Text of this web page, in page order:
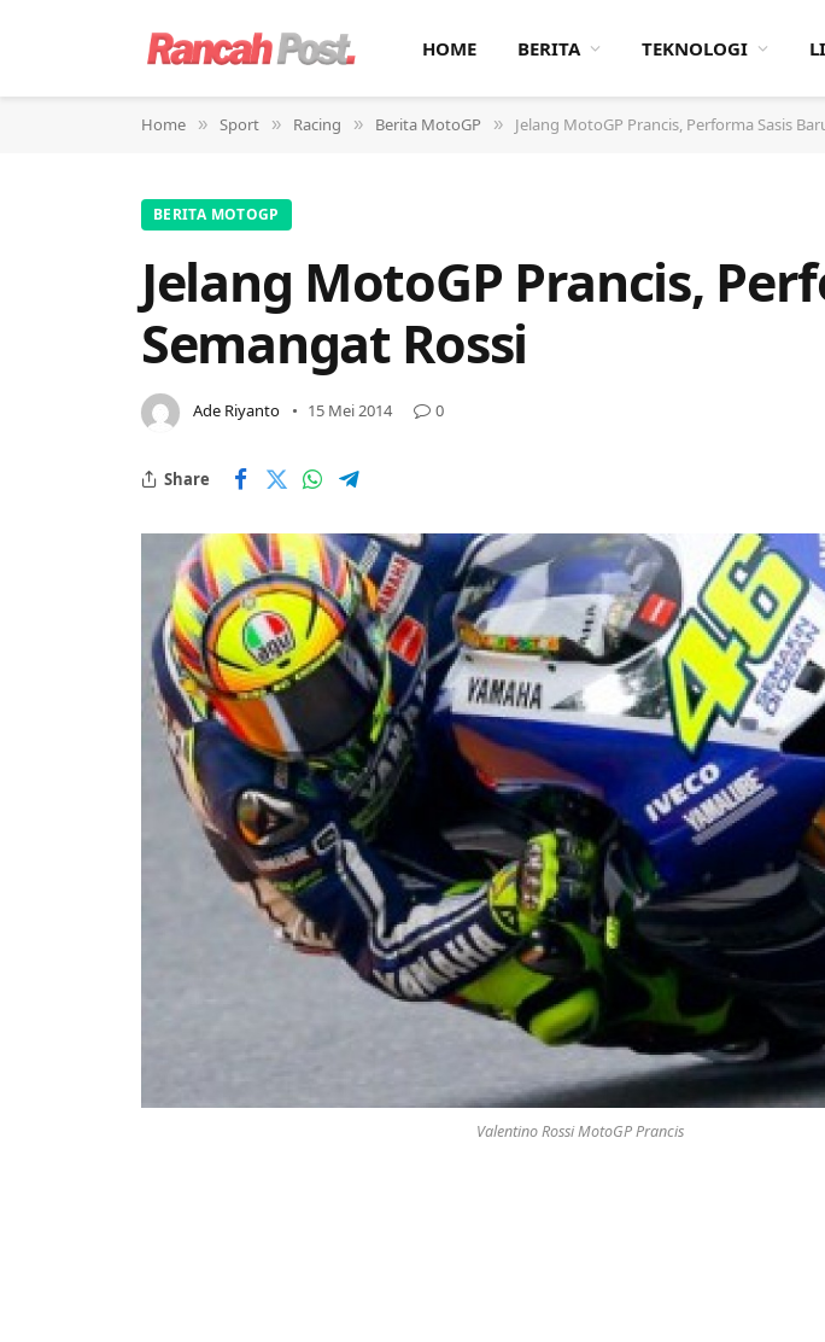
HOME BERITA TEKNOLOGI
Home » Sport » Racing » Berita MotoGP » Jelang MotoGP Prancis, Performa Sasis
BERITA MOTOGP
Jelang MotoGP Prancis,
Semangat Rossi
Ade Riyanto 15 Mei 2014 0
Share
Valentino Rossi MotoGP Prancis